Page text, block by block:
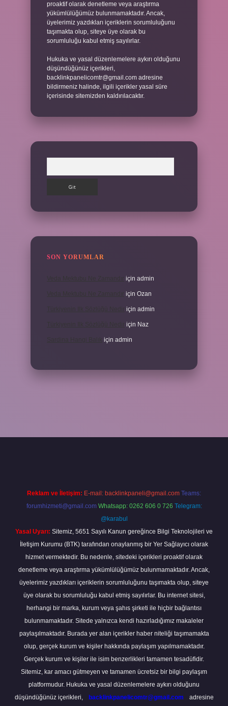
proaktif olarak denetleme veya araştırma
yükümlülüğümüz bulunmamaktadır. Ancak,
üyelerimiz yazdıkları içeriklerin sorumluluğunu
taşımakta olup, siteye üye olarak bu
sorumluluğu kabul etmiş sayılırlar.
Hukuka ve yasal düzenlemelere aykırı olduğunu
düşündüğünüz içerikleri,
backlinkpanelicomtr@gmail.com adresine
bildirmeniz halinde, ilgili içerikler yasal süre
içerisinde sitemizden kaldırılacaktır.
SON YORUMLAR
için admin
için Ozan
için admin
için Naz
için admin
Reklam ve İletişim: E-mail: backlinkpaneli@gmail.com Teams:
forumhizmeti@gmail.com Whatsapp: 0262 606 0 726 Telegram:
@karabul
Yasal Uyarı: Sitemiz, 5651 Sayılı Kanun gereğince Bilgi Teknolojileri ve
İletişim Kurumu (BTK) tarafından onaylanmış bir Yer Sağlayıcı olarak
hizmet vermektedir. Bu nedenle, sitedeki içerikleri proaktif olarak
denetleme veya araştırma yükümlülüğümüz bulunmamaktadır. Ancak,
üyelerimiz yazdıkları içeriklerin sorumluluğunu taşımakta olup, siteye
üye olarak bu sorumluluğu kabul etmiş sayılırlar. Bu internet sitesi,
herhangi bir marka, kurum veya şahıs şirketi ile hiçbir bağlantısı
bulunmamaktadır. Sitede yalnızca kendi hazırladığımız makaleler
paylaşılmaktadır. Burada yer alan içerikler haber niteliği taşımamakta
olup, gerçek kurum ve kişiler hakkında paylaşım yapılmamaktadır.
Gerçek kurum ve kişiler ile isim benzerlikleri tamamen tesadüfidir.
Sitemiz, kar amacı gütmeyen ve tamamen ücretsiz bir bilgi paylaşım
platformudur. Hukuka ve yasal düzenlemelere aykırı olduğunu
düşündüğünüz içerikleri,
backlinkpanelicomtr@gmail.com adresine